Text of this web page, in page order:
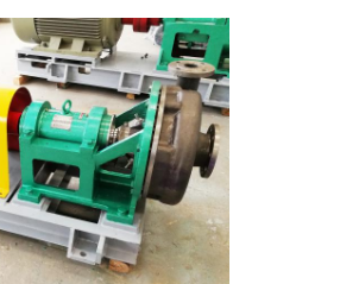
à hautes températures
à plusieurs étages
verticale
horizontale
de boue